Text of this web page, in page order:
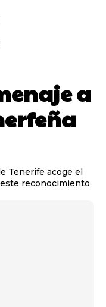
a
Tenerife acoge el
este reconocimiento